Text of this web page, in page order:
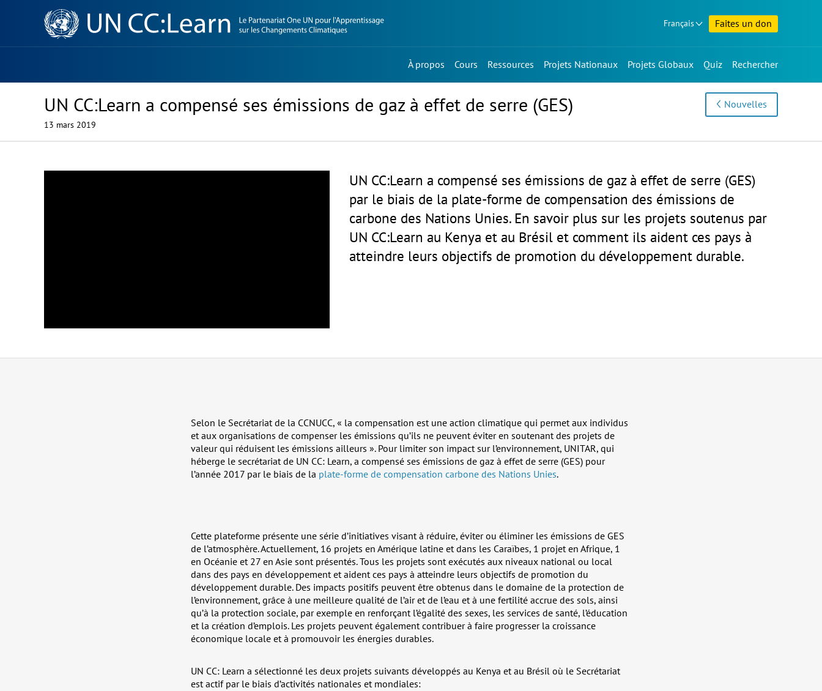
Knowledge
Sharing
Platform
Français Faites un don
À propos Cours Ressources Projets Nationaux Projets Globaux Quiz Rechercher
UN CC:Learn a compensé ses émissions de gaz à effet de serre (GES)
13 mars 2019
Nouvelles
UN CC:Learn a compensé ses émissions de gaz à effet de serre (GES)
par le biais de la plate-forme de compensation des émissions de
carbone des Nations Unies. En savoir plus sur les projets soutenus par
UN CC:Learn au Kenya et au Brésil et comment ils aident ces pays à
atteindre leurs objectifs de promotion du développement durable.
Selon le Secrétariat de la CCNUCC, « la compensation est une action climatique qui permet aux individus
et aux organisations de compenser les émissions qu’ils ne peuvent éviter en soutenant des projets de
valeur qui réduisent les émissions ailleurs ». Pour limiter son impact sur l’environnement, UNITAR, qui
héberge le secrétariat de UN CC: Learn, a compensé ses émissions de gaz à effet de serre (GES) pour
l’année 2017 par le biais de la plate-forme de compensation carbone des Nations Unies.
Cette plateforme présente une série d’initiatives visant à réduire, éviter ou éliminer les émissions de GES
de l’atmosphère. Actuellement, 16 projets en Amérique latine et dans les Caraïbes, 1 projet en Afrique, 1
en Océanie et 27 en Asie sont présentés. Tous les projets sont exécutés aux niveaux national ou local
dans des pays en développement et aident ces pays à atteindre leurs objectifs de promotion du
développement durable. Des impacts positifs peuvent être obtenus dans le domaine de la protection de
l’environnement, grâce à une meilleure qualité de l’air et de l’eau et à une fertilité accrue des sols, ainsi
qu’à la protection sociale, par exemple en renforçant l’égalité des sexes, les services de santé, l’éducation
et la création d’emplois. Les projets peuvent également contribuer à faire progresser la croissance
économique locale et à promouvoir les énergies durables.
UN CC: Learn a sélectionné les deux projets suivants développés au Kenya et au Brésil où le Secrétariat
est actif par le biais d’activités nationales et mondiales: